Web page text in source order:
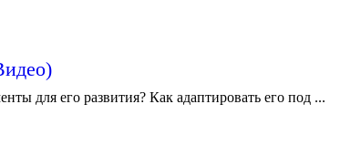
для его развития? Как адаптировать его под ...